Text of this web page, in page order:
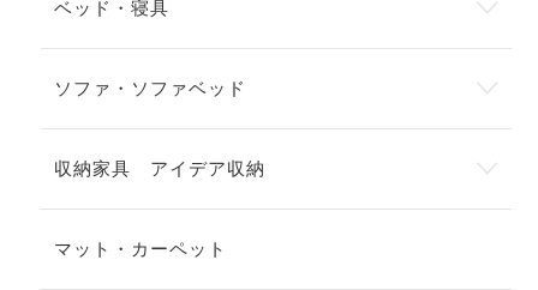
ベッド・寝具
ソファ・ソファベッド
収納家具 アイデア収納
マット・カーペット